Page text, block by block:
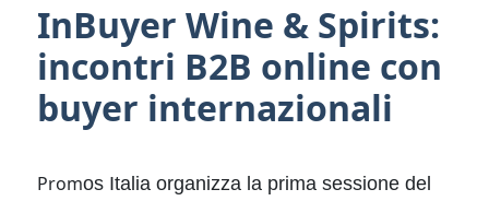
InBuyer Wine & Spirits:
incontri B2B online con
buyer internazionali
Promos Italia organizza la prima sessione del